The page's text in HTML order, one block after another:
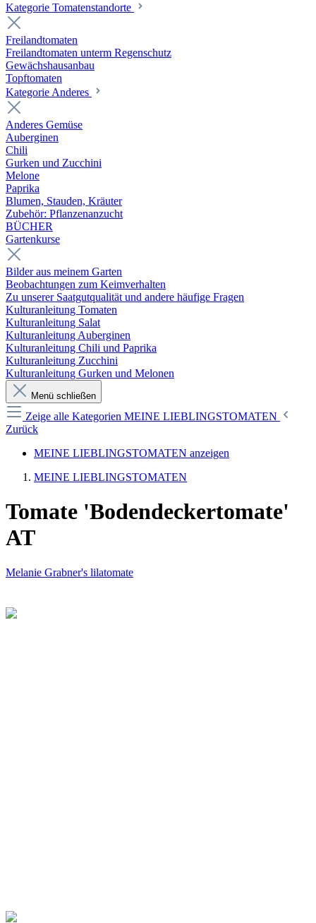
Kategorie Tomatenstandorte
Freilandtomaten
Freilandtomaten unterm Regenschutz
Gewächshausanbau
Topftomaten
Kategorie Anderes
Anderes Gemüse
Auberginen
Chili
Gurken und Zucchini
Melone
Paprika
Blumen, Stauden, Kräuter
Zubehör: Pflanzenanzucht
BÜCHER
Gartenkurse
Bilder aus meinem Garten
Beobachtungen zum Keimverhalten
Zu unserer Saatgutqualität und andere häufige Fragen
Kulturanleitung Tomaten
Kulturanleitung Salat
Kulturanleitung Auberginen
Kulturanleitung Chili und Paprika
Kulturanleitung Zucchini
Kulturanleitung Gurken und Melonen
Menü schließen
Zeige alle Kategorien MEINE LIEBLINGSTOMATEN
Zurück
MEINE LIEBLINGSTOMATEN anzeigen
MEINE LIEBLINGSTOMATEN
Tomate 'Bodendeckertomate'
AT
Melanie Grabner's lilatomate